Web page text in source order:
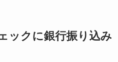
ックに銀行振り込み